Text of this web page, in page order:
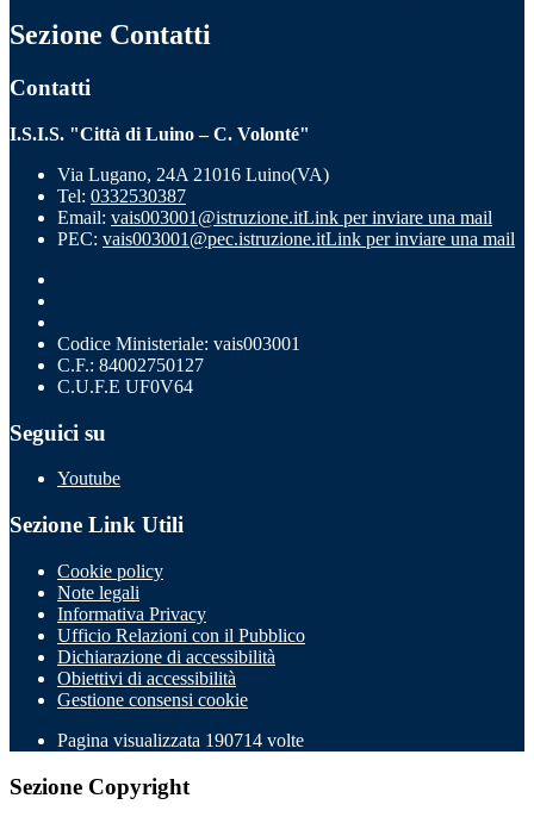
Sezione Contatti
Contatti
I.S.I.S. "Città di Luino – C. Volonté"
Via Lugano, 24A 21016 Luino(VA)
Tel: 0332530387
Email: vais003001@istruzione.itLink per inviare una mail
PEC: vais003001@pec.istruzione.itLink per inviare una mail
Codice Ministeriale: vais003001
C.F.: 84002750127
C.U.F.E UF0V64
Seguici su
Youtube
Sezione Link Utili
Cookie policy
Note legali
Informativa Privacy
Ufficio Relazioni con il Pubblico
Dichiarazione di accessibilità
Obiettivi di accessibilità
Gestione consensi cookie
Pagina visualizzata 190714 volte
Sezione Copyright